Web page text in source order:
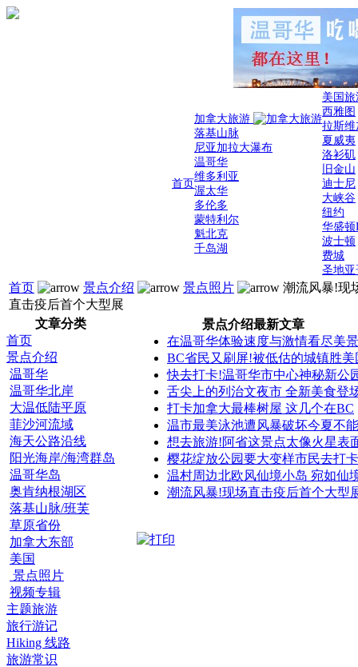
首页
加拿大旅游
落基山脉
尼亚加拉大瀑布
温哥华
维多利亚
渥太华
多伦多
蒙特利尔
魁北克
千岛湖
美国
西雅图
拉斯维
夏威夷
洛衫矶
旧金山
迪士尼
大峡谷
纽约
华盛顿
波士顿
费城
圣地亚
首页 景点介绍 景点照片
潮流风暴!现
直击疫后首个大型展
文章分类
首页
景点介绍
温哥华
温哥华北岸
大温低陆平原
菲沙河流域
海天公路沿线
阳光海岸/海湾群岛
温哥华岛
奥肯纳根湖区
落基山脉/班芙
草原省份
加拿大东部
美国
景点照片
视频专辑
主题旅游
旅行游记
Hiking 线路
旅游常识
景点介绍最新文章
在温哥华体验速度与激情看尽美景
BC省民又刷屏!被低估的城镇胜美
快去打卡!温哥华市中心神秘新公
舌尖上的列治文夜市 全新美食登
打卡加拿大最棒树屋 这几个在BC
温市最美泳池遭风暴破坏今夏不
想去旅游!阿省这景点太像火星表
樱花绽放公园要大变样市民去打卡
温村周边北欧风仙境小岛 宛如仙
潮流风暴!现场直击疫后首个大型